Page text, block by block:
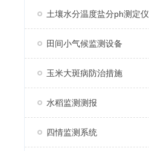
土壤水分温度盐分ph测定仪
田间小气候监测设备
玉米大斑病防治措施
水稻监测测报
四情监测系统